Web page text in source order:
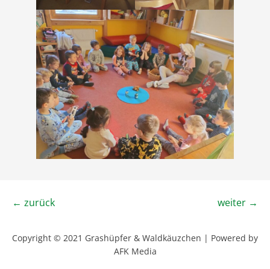
← zurück weiter →
Copyright © 2021 Grashüpfer & Waldkäuzchen | Powered by
AFK Media